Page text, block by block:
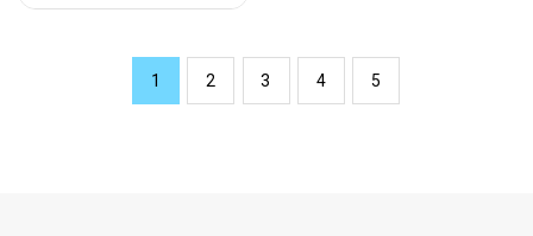
1 2 3 4 5